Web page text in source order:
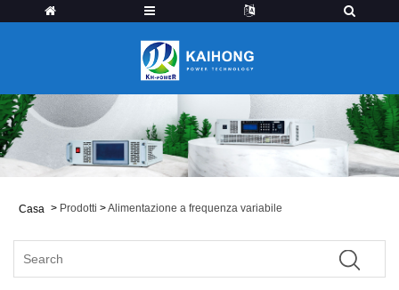
Casa > Prodotti >Alimentazione a frequenza variabile